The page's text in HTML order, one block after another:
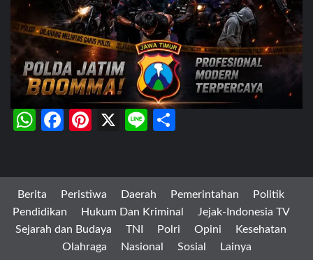
WhatsApp
Facebook
Pinterest
X Line
Berita Peristiwa Daerah Pemerintahan
Politik
Pendidikan
Hukum Dan Kriminal
Jejak-Indonesia TV
Sejarah dan Budaya
TNI Polri Opini
Kesehatan
Olahraga
Nasional Sosial Lainya